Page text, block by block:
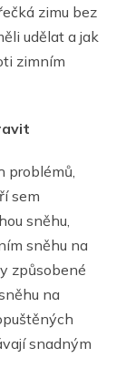
zimu bez
udělat a jak
zimním
problémů,
sem
sněhu,
sněhu na
způsobené
na
snadným